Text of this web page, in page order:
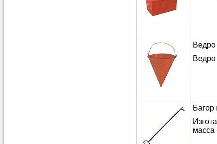
Ведро
Ведро
масса